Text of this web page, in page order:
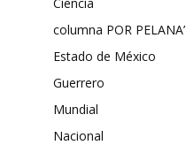
columna POR PELANA’
Estado de México
Guerrero
Mundial
Nacional